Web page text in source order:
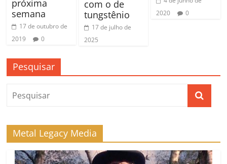
próxima
semana
17 de outubro de
2019
0
com o de
tungstênio
17 de julho de
2025
2020
0
Pesquisar
Metal Legacy Media